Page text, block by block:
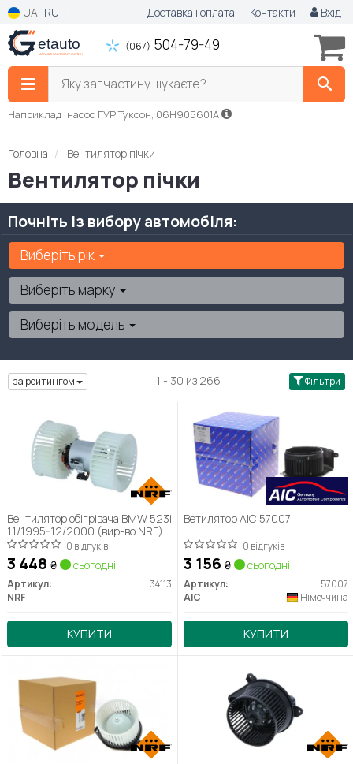
UA RU Доставка і оплата Контакти Вхід
(067) 504-79-49
Яку запчастину шукаєте?
Наприклад: насос ГУР Туксон, 06H905601A
Головна Вентилятор пічки
Вентилятор пічки
Почніть із вибору автомобіля:
Виберіть рік
Виберіть марку
Виберіть модель
за рейтингом 1 - 30 из 266 Фільтри
Вентилятор обігрівача BMW 523i
11/1995-12/2000 (вир-во NRF)
0 відгуків
3 448 ₴ сьогодні
Артикул:
34113
NRF
КУПИТИ
Ветилятор AIC 57007
0 відгуків
3 156 ₴ сьогодні
Артикул:
57007
AIC
Німеччина
КУПИТИ